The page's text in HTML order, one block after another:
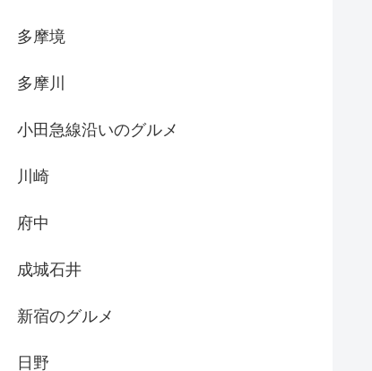
多摩境
多摩川
小田急線沿いのグルメ
川崎
府中
成城石井
新宿のグルメ
日野